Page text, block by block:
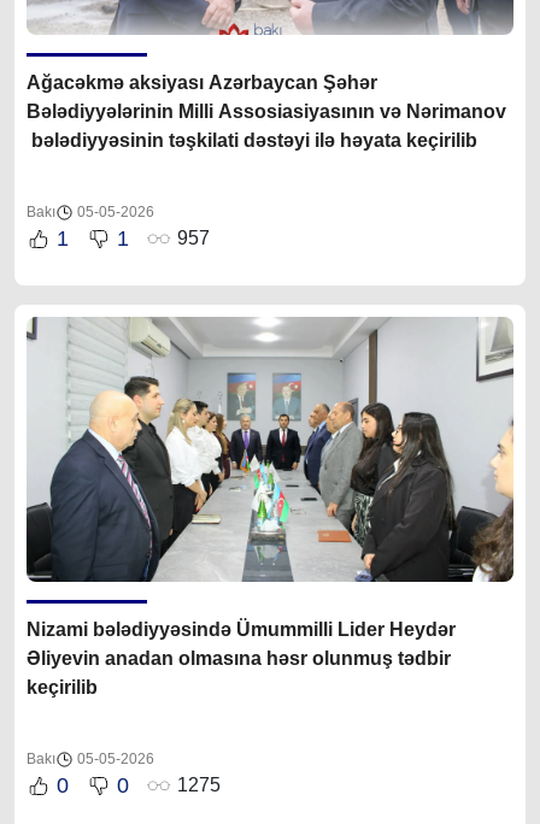
Ağacəkmə aksiyası Azərbaycan Şəhər
Bələdiyyələrinin Milli Assosiasiyasının və Nərimanov
bələdiyyəsinin təşkilati dəstəyi ilə həyata keçirilib
Bakı 05-05-2026
1 1 957
Nizami bələdiyyəsində Ümummilli Lider Heydər
Əliyevin anadan olmasına həsr olunmuş tədbir
keçirilib
Bakı 05-05-2026
0 0 1275